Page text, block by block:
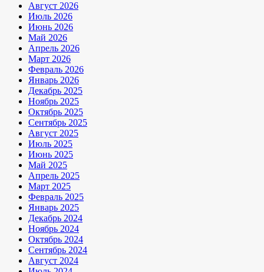
Август 2026
Июль 2026
Июнь 2026
Май 2026
Апрель 2026
Март 2026
Февраль 2026
Январь 2026
Декабрь 2025
Ноябрь 2025
Октябрь 2025
Сентябрь 2025
Август 2025
Июль 2025
Июнь 2025
Май 2025
Апрель 2025
Март 2025
Февраль 2025
Январь 2025
Декабрь 2024
Ноябрь 2024
Октябрь 2024
Сентябрь 2024
Август 2024